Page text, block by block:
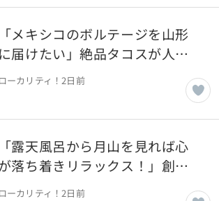
メキシコのボルテージを山形
届けたい」絶品タコスが人気
メキシコ料理店【山形県山形
ーカリティ！2日前
露天風呂から月山を見れば心
落ち着きリラックス！」創業
年、市民人気の温泉施設【山
ーカリティ！2日前